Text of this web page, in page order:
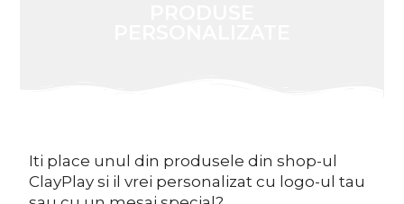
Iti place unul din produsele din shop-ul
ClayPlay si il vrei personalizat cu logo-ul tau